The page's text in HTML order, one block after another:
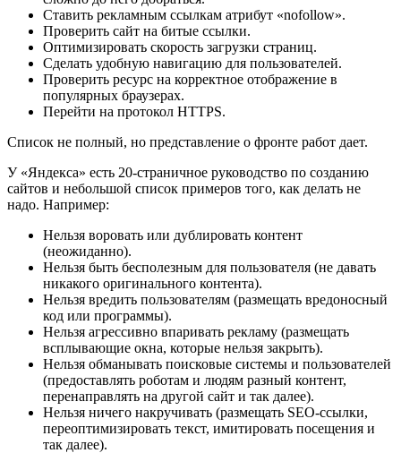
Ставить рекламным ссылкам атрибут «nofollow».
Проверить сайт на битые ссылки.
Оптимизировать скорость загрузки страниц.
Сделать удобную навигацию для пользователей.
Проверить ресурс на корректное отображение в
популярных браузерах.
Перейти на протокол HTTPS.
Список не полный, но представление о фронте работ дает.
У «Яндекса» есть 20-страничное руководство по созданию
сайтов и небольшой список примеров того, как делать не
надо. Например:
Нельзя воровать или дублировать контент
(неожиданно).
Нельзя быть бесполезным для пользователя (не давать
никакого оригинального контента).
Нельзя вредить пользователям (размещать вредоносный
код или программы).
Нельзя агрессивно впаривать рекламу (размещать
всплывающие окна, которые нельзя закрыть).
Нельзя обманывать поисковые системы и пользователей
(предоставлять роботам и людям разный контент,
перенаправлять на другой сайт и так далее).
Нельзя ничего накручивать (размещать SEO-ссылки,
переоптимизировать текст, имитировать посещения и
так далее).